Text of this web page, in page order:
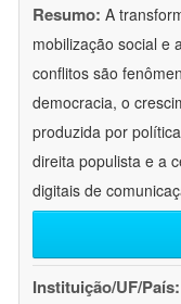
Resumo: A
mobilização social e
conflitos são
democracia, o
produzida por
direita populista e a
digitais de
Instituição/UF/País: